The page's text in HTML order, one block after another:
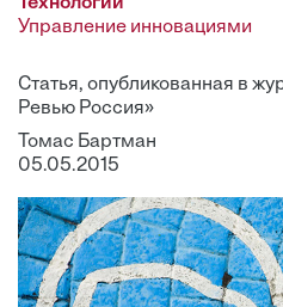
Управление инновациями
Статья, опубликованная в
Ревью Россия»
Томас Бартман
05.05.2015